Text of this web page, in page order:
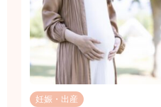
妊娠・出産